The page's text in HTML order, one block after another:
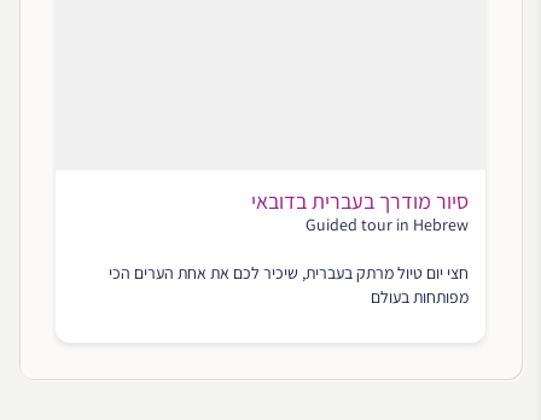
סיור מודרך בעברית בדובאי
Guided tour in Hebrew
חצי יום טיול מרתק בעברית, שיכיר לכם את אחת הערים הכי
מפותחות בעולם